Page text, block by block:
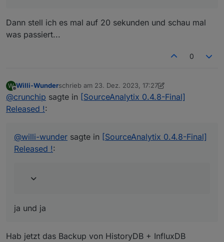
Dann stell ich es mal auf 20 sekunden und schau mal
was passiert...
0
W
Offline
Willi-Wunderschrieb am 23. Dez. 2023, 17:27
zuletzt editiert von Willi-Wunder
@crunchip sagte in [SourceAnalytix 0.4.8-Final]
Released !:
@willi-wunder sagte in [SourceAnalytix 0.4.8-Final]
Released !:
ja und ja
Hab jetzt das Backup von HistoryDB + InfluxDB